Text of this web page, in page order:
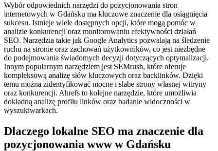
Wybór odpowiednich narzędzi do pozycjonowania stron
internetowych w Gdańsku ma kluczowe znaczenie dla osiągnięcia
sukcesu. Istnieje wiele dostępnych opcji, które mogą pomóc w
analizie konkurencji oraz monitorowaniu efektywności działań
SEO. Narzędzia takie jak Google Analytics pozwalają na śledzenie
ruchu na stronie oraz zachowań użytkowników, co jest niezbędne
do podejmowania świadomych decyzji dotyczących optymalizacji.
Innym popularnym narzędziem jest SEMrush, które oferuje
kompleksową analizę słów kluczowych oraz backlinków. Dzięki
temu można zidentyfikować mocne i słabe strony własnej witryny
oraz konkurencji. Ahrefs to kolejne narzędzie, które umożliwia
dokładną analizę profilu linków oraz badanie widoczności w
wyszukiwarkach.
Dlaczego lokalne SEO ma znaczenie dla
pozycjonowania www w Gdańsku